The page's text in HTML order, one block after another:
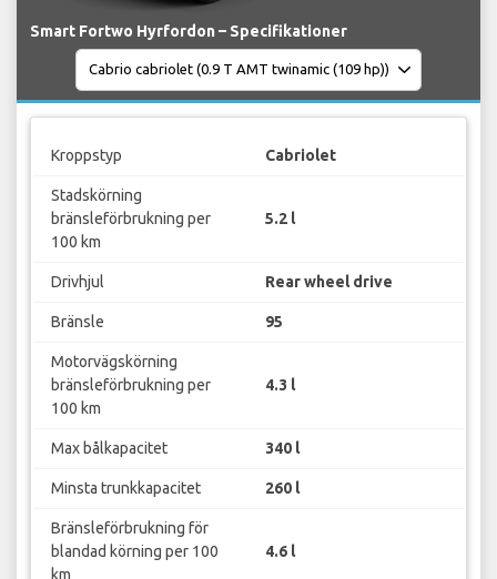
Smart Fortwo Hyrfordon – Specifikationer
Kroppstyp Cabriolet
Stadskörning
bränsleförbrukning per
100 km
5.2 l
Drivhjul Rear wheel drive
Bränsle 95
Motorvägskörning
bränsleförbrukning per
100 km
4.3 l
Max bålkapacitet 340 l
Minsta trunkkapacitet 260 l
Bränsleförbrukning för
blandad körning per 100
km
4.6 l